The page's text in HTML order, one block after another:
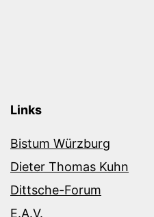
Links
Bistum Würzburg
Dieter Thomas Kuhn
Dittsche-Forum
E.A.V.